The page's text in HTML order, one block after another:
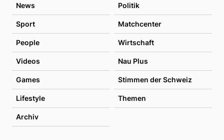
News Politik
Sport Matchcenter
People Wirtschaft
Videos Nau Plus
Games Stimmen der Schweiz
Lifestyle Themen
Archiv